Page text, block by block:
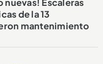
de la 13
mantenimiento